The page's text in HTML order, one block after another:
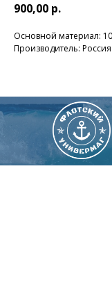
900,00 р.
Основной материал:
Производитель: Россия